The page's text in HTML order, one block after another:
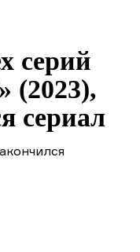
серий
(2023),
сериал